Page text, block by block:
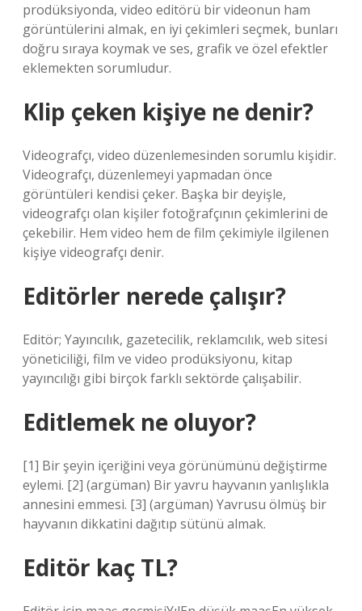
prodüksiyonda, video editörü bir videonun ham
görüntülerini almak, en iyi çekimleri seçmek, bunları
doğru sıraya koymak ve ses, grafik ve özel efektler
eklemekten sorumludur.
Klip çeken kişiye ne denir?
Videografçı, video düzenlemesinden sorumlu kişidir.
Videografçı, düzenlemeyi yapmadan önce
görüntüleri kendisi çeker. Başka bir deyişle,
videografçı olan kişiler fotoğrafçının çekimlerini de
çekebilir. Hem video hem de film çekimiyle ilgilenen
kişiye videografçı denir.
Editörler nerede çalışır?
Editör; Yayıncılık, gazetecilik, reklamcılık, web sitesi
yöneticiliği, film ve video prodüksiyonu, kitap
yayıncılığı gibi birçok farklı sektörde çalışabilir.
Editlemek ne oluyor?
[1] Bir şeyin içeriğini veya görünümünü değiştirme
eylemi. [2] (argüman) Bir yavru hayvanın yanlışlıkla
annesini emmesi. [3] (argüman) Yavrusu ölmüş bir
hayvanın dikkatini dağıtıp sütünü almak.
Editör kaç TL?